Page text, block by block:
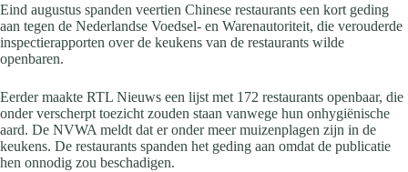
Eind augustus spanden veertien Chinese restaurants een kort geding
aan tegen de Nederlandse Voedsel- en Warenautoriteit, die verouderde
inspectierapporten over de keukens van de restaurants wilde
openbaren.
Eerder maakte RTL Nieuws een lijst met 172 restaurants openbaar, die
onder verscherpt toezicht zouden staan vanwege hun onhygiënische
aard. De NVWA meldt dat er onder meer muizenplagen zijn in de
keukens. De restaurants spanden het geding aan omdat de publicatie
hen onnodig zou beschadigen.